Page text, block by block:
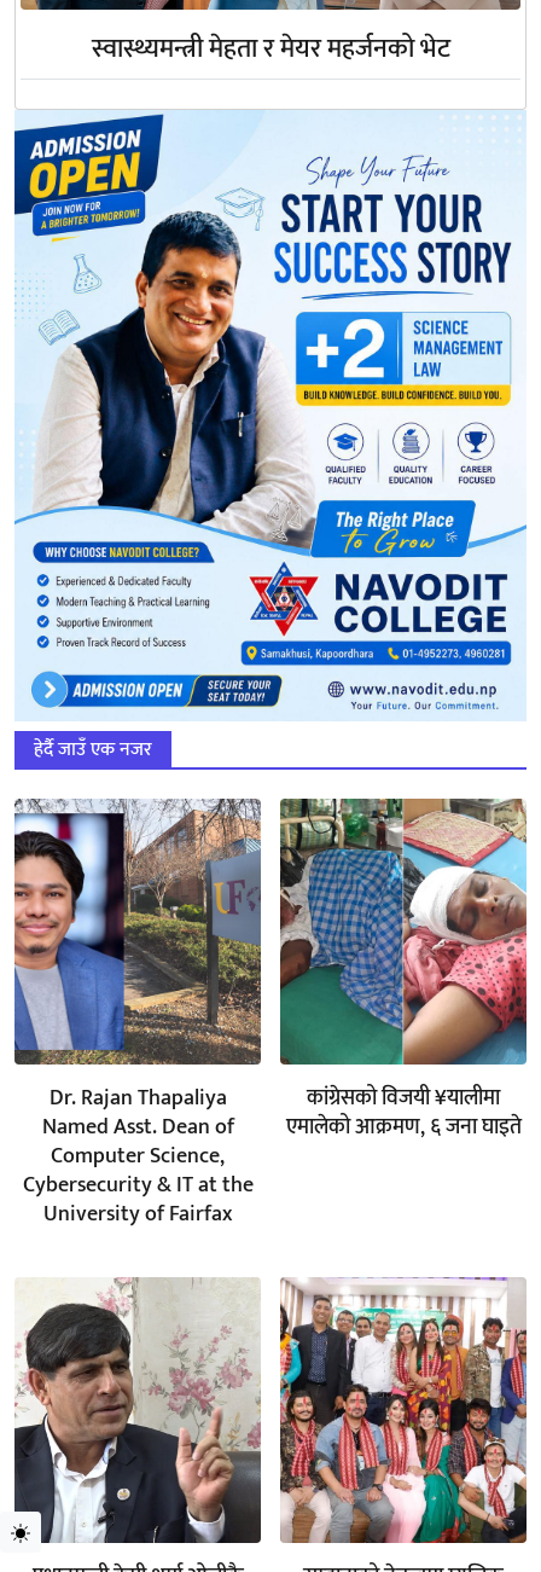
स्वास्थ्यमन्त्री मेहता र मेयर महर्जनको भेट
हेर्दै जाउँ एक नजर
Dr. Rajan Thapaliya
Named Asst. Dean of
Computer Science,
Cybersecurity & IT at the
University of Fairfax
कांग्रेसको विजयी ¥यालीमा
एमालेको आक्रमण, ६ जना घाइते